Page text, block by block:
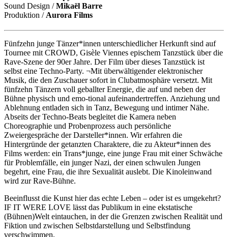
Sound Design /Mikaël Barre
Produktion / Aurora Films
Fünfzehn junge Tänzer*innen unterschiedlicher Herkunft sind auf
Tournee mit CROWD, Gisèle Viennes epischem Tanzstück über die
Rave-Szene der 90er Jahre. Der Film über dieses Tanzstück ist
selbst eine Techno-Party. ¬Mit überwältigender elektronischer
Musik, die den Zuschauer sofort in Clubatmosphäre versetzt. Mit
fünfzehn Tänzern voll geballter Energie, die auf und neben der
Bühne physisch und emo-tional aufeinandertreffen. Anziehung und
Ablehnung entladen sich in Tanz, Bewegung und intimer Nähe.
Abseits der Techno-Beats begleitet die Kamera neben
Choreographie und Probenprozess auch persönliche
Zweiergespräche der Darsteller*innen. Wir erfahren die
Hintergründe der getanzten Charaktere, die zu Akteur*innen des
Films werden: ein Trans*junge, eine junge Frau mit einer Schwäche
für Problemfälle, ein junger Nazi, der einen schwulen Jungen
begehrt, eine Frau, die ihre Sexualität auslebt. Die Kinoleinwand
wird zur Rave-Bühne.
Beeinflusst die Kunst hier das echte Leben – oder ist es umgekehrt?
IF IT WERE LOVE lässt das Publikum in eine ekstatische
(Bühnen)Welt eintauchen, in der die Grenzen zwischen Realität und
Fiktion und zwischen Selbstdarstellung und Selbstfindung
verschwimmen.